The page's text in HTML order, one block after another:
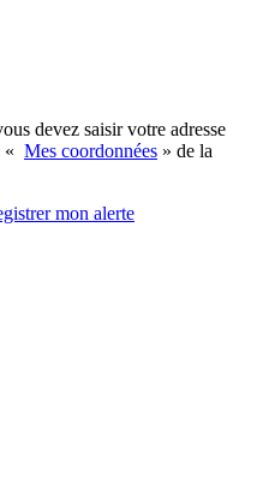
devez saisir votre adresse
« Mes coordonnées » de la
mon alerte